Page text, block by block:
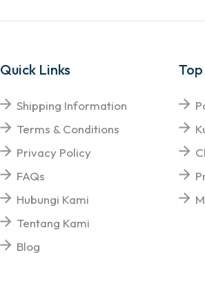
Quick Links
Shipping Information
Terms & Conditions
Privacy Policy
FAQs
Hubungi Kami
Tentang Kami
Blog